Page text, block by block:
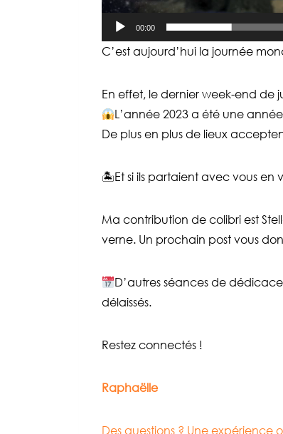
00:00
C’est aujourd’hui la journée
En effet, le dernier week-end de
L’année 2023 a été une
De plus en plus de lieux
🏝Et si ils partaient avec vous en
Ma contribution de colibri est
verne. Un prochain post vous
D’autres séances de
délaissés.
Restez connectés !
Raphaëlle
Des questions ? Une